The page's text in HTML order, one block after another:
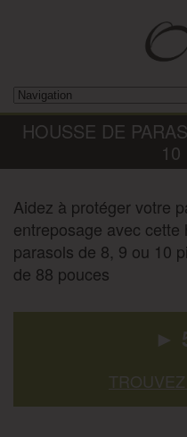
HOUSSE DE
10
Aidez à protéger votre
entreposage avec
parasols de 8, 9 ou 10
de 88 pouces
►